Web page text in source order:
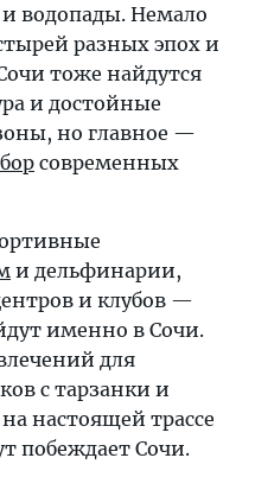
водопады. Немало
разных эпох и
тоже найдутся
и достойные
но главное —
современных
и дельфинарии,
и клубов —
именно в Сочи.
для
с тарзанки и
настоящей трассе
побеждает Сочи.